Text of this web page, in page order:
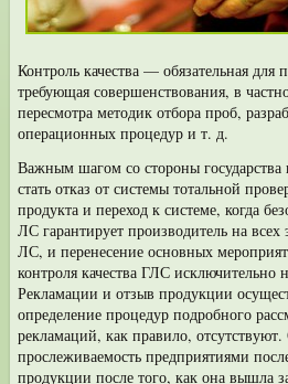
Контроль качества — обязательная для
требующая совершенствования, в
пересмотра методик отбора проб,
операционных процедур и т. д.
Важным шагом со стороны
стать отказ от системы тотальной
продукта и переход к системе, когда
ЛС гарантирует производитель на
ЛС, и перенесение основных
контроля качества ГЛС исключительно
Рекламации и отзыв продукции
определе­ние процедур подробного
рекламаций, как правило, от­сутствуют.
прослеживаемость предприятиями
продукции после того, как она вышла